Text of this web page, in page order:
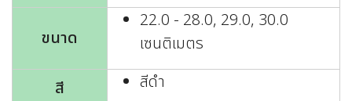
ขนาด
22.0 - 28.0, 29.0, 30.0
เซนติเมตร
สี
สีดำ